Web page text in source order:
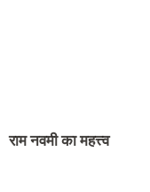
राम नवमी का महत्त्व